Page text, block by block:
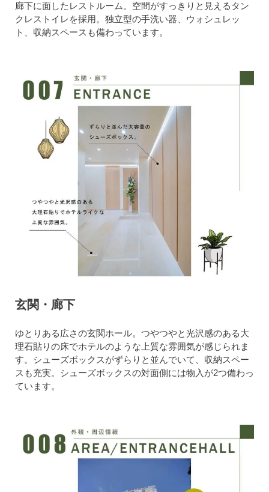
廊下に面したレストルーム。空間がすっきりと見えるタン
クレストイレを採用。独立型の手洗い器、ウォシュレッ
ト、収納スペースも備わっています。
玄関・廊下
ゆとりある広さの玄関ホール。つやつやと光沢感のある大
理石貼りの床でホテルのような上質な雰囲気が感じられま
す。シューズボックスがずらりと並んでいて、収納スペー
スも充実。シューズボックスの対面側には物入が2つ備わっ
ています。